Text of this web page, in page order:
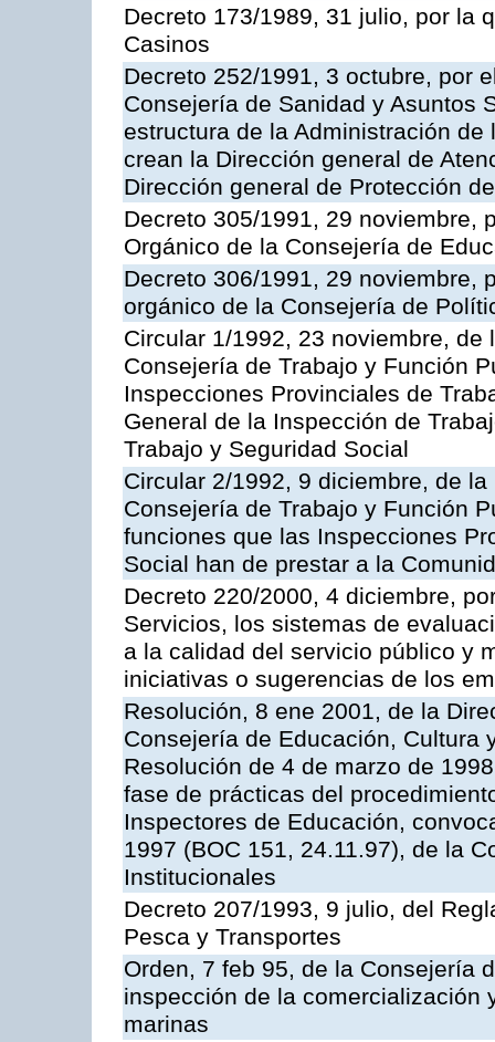
Decreto 173/1989, 31 julio, por la
Casinos
Decreto 252/1991, 3 octubre, por
Consejería de Sanidad y Asuntos
estructura de la Administración
crean la Dirección general de
Dirección general de Protección
Decreto 305/1991, 29 noviembre,
Orgánico de la Consejería de
Decreto 306/1991, 29 noviembre,
orgánico de la Consejería de
Circular 1/1992, 23 noviembre,
Consejería de Trabajo y Función
Inspecciones Provinciales de
General de la Inspección de
Trabajo y Seguridad Social
Circular 2/1992, 9 diciembre, de
Consejería de Trabajo y Función
funciones que las Inspecciones
Social han de prestar a la
Decreto 220/2000, 4 diciembre,
Servicios, los sistemas de
a la calidad del servicio público y
iniciativas o sugerencias de los
Resolución, 8 ene 2001, de la
Consejería de Educación, Cultura
Resolución de 4 de marzo de
fase de prácticas del
Inspectores de Educación,
1997 (BOC 151, 24.11.97), de la
Institucionales
Decreto 207/1993, 9 julio, del
Pesca y Transportes
Orden, 7 feb 95, de la Consejería
inspección de la comercialización
marinas